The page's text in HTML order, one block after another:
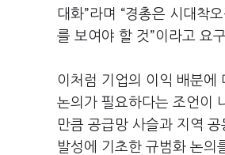
대화”라며 “경총은 시대착
를 보여야 할 것”이라고 요
이처럼 기업의 이익 배분에
논의가 필요하다는 조언이
만큼 공급망 사슬과 지역
발성에 기초한 규범화 논의